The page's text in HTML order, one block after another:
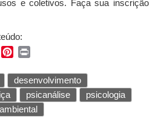
e coletivos. Faça sua inscrição
WhatsApp
Pinterest
desenvolvimento
psicanálise
psicologia